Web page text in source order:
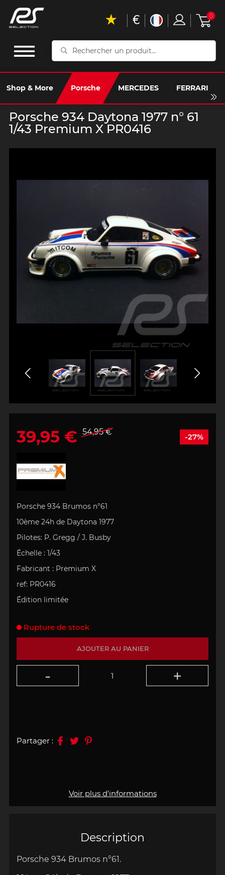
Rechercher
produit...
Shop & More Porsche MERCEDES FERRARI
€ 0
Porsche 934 Daytona 1977 n° 61
1/43 Premium X PR0416
Description
Porsche 934 Brumos n°61.
39,95 € 54,95 € -27%
Porsche 934 Brumos n°61
10ème 24h de Daytona 1977
Pilotes: P. Gregg / J. Busby
Échelle : 1/43
Fabricant : Premium X
ref: PR0416
Édition limitée
Voir plus d'informations
AJOUTER AU PANIER
Rupture de stock
Partager :